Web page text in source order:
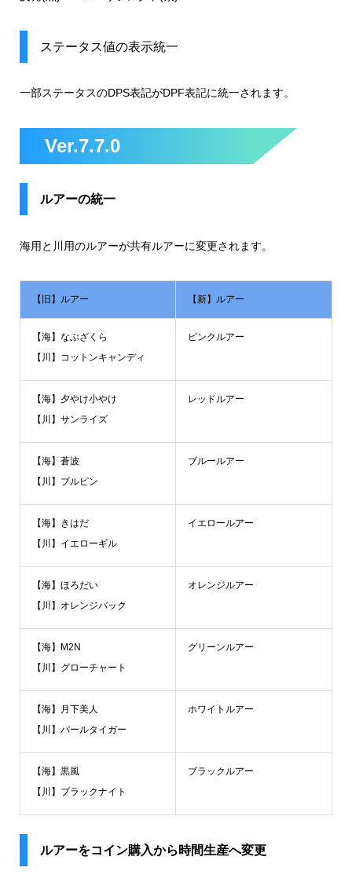
ステータス値の表示統一
一部ステータスのDPS表記がDPF表記に統一されます。
Ver.7.7.0
ルアーの統一
海用と川用のルアーが共有ルアーに変更されます。
【旧】ルアー 【新】ルアー
【海】なぶざくら
【川】コットンキャンディ
ピンクルアー
【海】夕やけ小やけ
【川】サンライズ
レッドルアー
【海】蒼波
【川】ブルピン
ブルールアー
【海】きはだ
【川】イエローギル
イエロールアー
【海】ほろだい
【川】オレンジバック
オレンジルアー
【海】M2N
【川】グローチャート
グリーンルアー
【海】月下美人
【川】パールタイガー
ホワイトルアー
【海】黒風
【川】ブラックナイト
ブラックルアー
ルアーをコイン購入から時間生産へ変更